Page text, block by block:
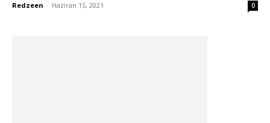
Redzeen - Haziran 15, 2021 0